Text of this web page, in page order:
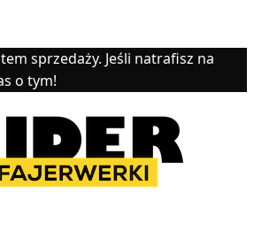
sprzedaży. Jeśli natrafisz na
o tym!